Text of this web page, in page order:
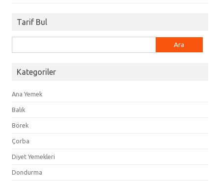
Tarif Bul
Kategoriler
Ana Yemek
Balık
Börek
Çorba
Diyet Yemekleri
Dondurma